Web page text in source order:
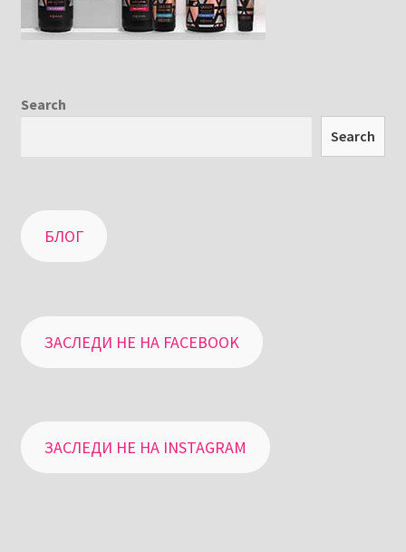
Search
Search
БЛОГ
ЗАСЛЕДИ НЕ НА FACEBOOK
ЗАСЛЕДИ НЕ НА INSTAGRAM